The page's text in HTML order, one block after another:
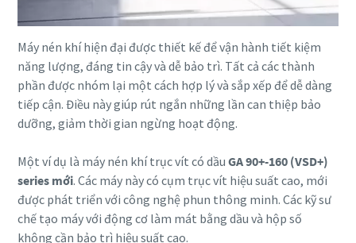
Mọi thứ bạn cần biết về ứng dụng cắt laser
Tìm hiểu lý khí nén và khí nitơ quan trọng đối với ứng dụng
cắt laser. Khám phá các dòng sản phẩm phù hợp nhất với
nhu cầu của bạn.
Khám phá ngay chi tiết
Máy nén khí hiện đại được thiết kế để vận hành tiết kiệm
năng lượng, đáng tin cậy và dễ bảo trì. Tất cả các thành
phần được nhóm lại một cách hợp lý và sắp xếp để dễ dàng
tiếp cận. Điều này giúp rút ngắn những lần can thiệp bảo
dưỡng, giảm thời gian ngừng hoạt động.
Một ví dụ là máy nén khí trục vít có dầu GA 90+-160 (VSD+)
series mới. Các máy này có cụm trục vít hiệu suất cao, mới
được phát triển với công nghệ phun thông minh. Các kỹ sư
chế tạo máy với động cơ làm mát bằng dầu và hộp số
không cần bảo trì hiệu suất cao.